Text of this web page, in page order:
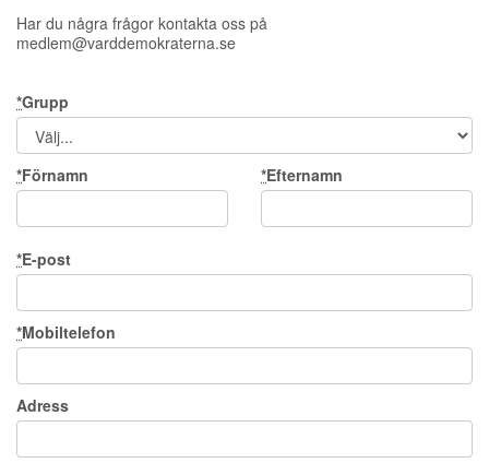
Har du några frågor kontakta oss på
medlem@varddemokraterna.se
*Grupp
*Förnamn *Efternamn
*E-post
*Mobiltelefon
Adress